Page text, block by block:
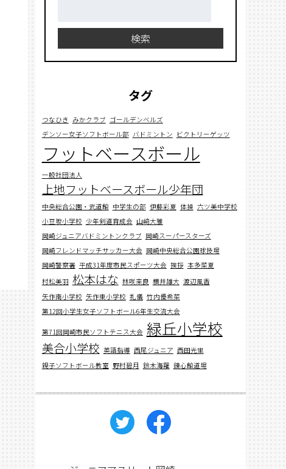
検索
タグ
つなひき みかクラブ ゴールデンベルズ
デンソー女子ソフトボール部 バドミントン ビクトリーゲッツ
フットベースボール
一般社団法人
上地フットベースボール少年団
中央総合公園・武道館 中学生の部 伊藤彩夏 体操 六ツ美中学校
小豆坂小学校 少年剣道育成会 山﨑大雅
岡崎ジュニアバドミントンクラブ 岡崎スーパースターズ
岡崎フレンドマッチサッカー大会 岡崎中央総合公園球技場
岡崎警察署 平成31年度市民スポーツ大会 挨拶 本多菜夏
村松美羽 松本はな 林咲来良 横井雄大 渡辺風香
矢作南小学校 矢作東小学校 礼儀 竹内優希菜
第12回小学生女子ソフトボール6年生交流大会
第71回岡崎市民ソフトテニス大会 緑丘小学校
美合小学校 英語指導 西尾ジュニア 西田光里
親子ソフトボール教室 野村碧月 鈴木海羅 錬心館道場